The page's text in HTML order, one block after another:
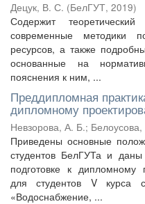
Децук, В. С. (БелГУТ, 2019)
Содержит
современные методики
ресурсов, а также
основанные на
пояснения к ним, ...
Преддипломная
дипломному
Невзорова, А. Б.;
Приведены основные
студентов БелГУТа и
подготовке к дипломному
для студентов V
«Водоснабжение, ...